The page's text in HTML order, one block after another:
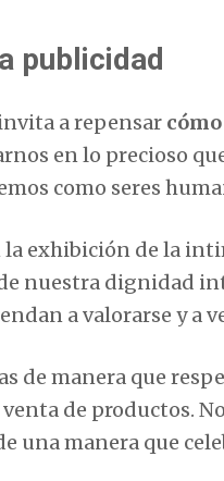
publicidad
a repensar
en lo precioso
como seres
exhibición de la
nuestra dignidad
a valorarse y a
de manera que
de productos.
una manera que